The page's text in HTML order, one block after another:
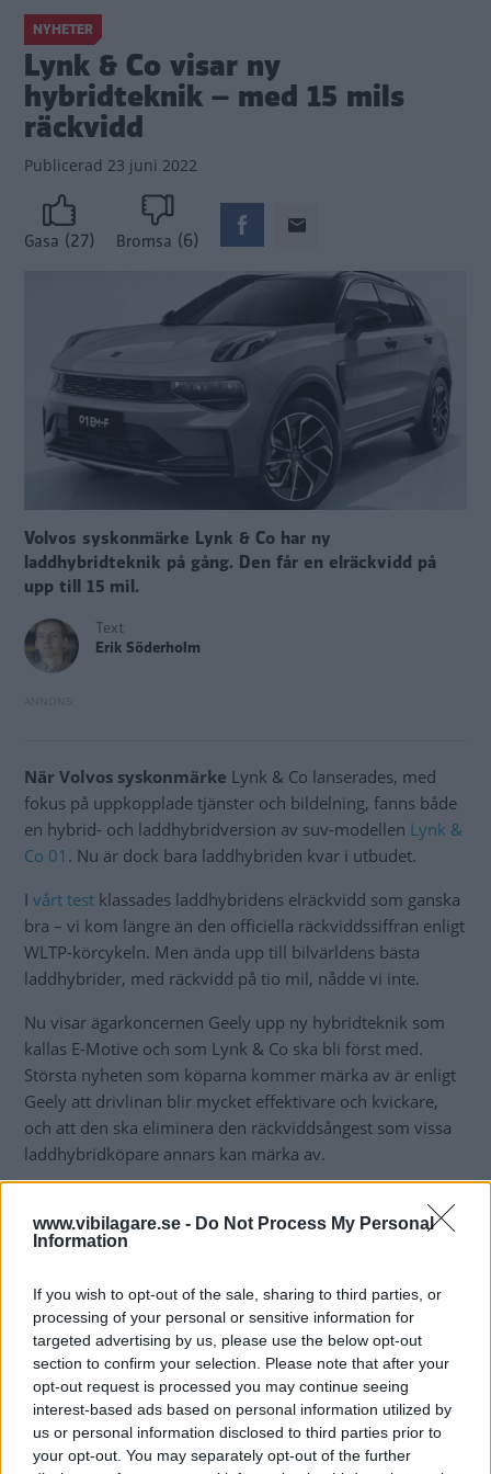
www.vibilagare.se - Do Not Process My Personal
Information
If you wish to opt-out of the sale, sharing to third parties, or
processing of your personal or sensitive information for
targeted advertising by us, please use the below opt-out
section to confirm your selection. Please note that after your
opt-out request is processed you may continue seeing
interest-based ads based on personal information utilized by
us or personal information disclosed to third parties prior to
your opt-out. You may separately opt-out of the further
NYHETER
Lynk & Co visar ny
hybridteknik – med 15 mils
räckvidd
Publicerad 23 juni 2022
Gasa (27) Bromsa (6)
Volvos syskonmärke Lynk & Co har ny
laddhybridteknik på gång. Den får en elräckvidd på
upp till 15 mil.
Text
Erik Söderholm
När Volvos syskonmärke Lynk & Co lanserades, med
fokus på uppkopplade tjänster och bildelning, fanns både
en hybrid- och laddhybridversion av suv-modellen Lynk &
Co 01 . Nu är dock bara laddhybriden kvar i utbudet.
I vårt test klassades laddhybridens elräckvidd som ganska
bra – vi kom längre än den officiella räckviddssiffran enligt
WLTP-körcykeln. Men ända upp till bilvärldens bästa
laddhybrider, med räckvidd på tio mil, nådde vi inte.
Nu visar ägarkoncernen Geely upp ny hybridteknik som
kallas E-Motive och som Lynk & Co ska bli först med.
Största nyheten som köparna kommer märka av är enligt
Geely att drivlinan blir mycket effektivare och kvickare,
och att den ska eliminera den räckviddsångest som vissa
laddhybridköpare annars kan märka av.